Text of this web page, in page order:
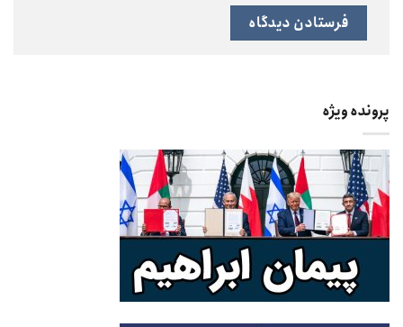
پرونده ویژه